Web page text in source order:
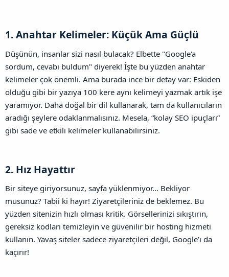
1. Anahtar Kelimeler: Küçük Ama Güçlü​
Düşünün, insanlar sizi nasıl bulacak? Elbette "Google'a
sordum, cevabı buldum" diyerek! İşte bu yüzden anahtar
kelimeler çok önemli. Ama burada ince bir detay var: Eskiden
olduğu gibi bir yazıya 100 kere aynı kelimeyi yazmak artık işe
yaramıyor. Daha doğal bir dil kullanarak, tam da kullanıcıların
aradığı şeylere odaklanmalısınız. Mesela, “kolay SEO ipuçları”
gibi sade ve etkili kelimeler kullanabilirsiniz.
2. Hız Hayattır​
Bir siteye giriyorsunuz, sayfa yüklenmiyor... Bekliyor
musunuz? Tabii ki hayır! Ziyaretçileriniz de beklemez. Bu
yüzden sitenizin hızlı olması kritik. Görsellerinizi sıkıştırın,
gereksiz kodları temizleyin ve güvenilir bir hosting hizmeti
kullanın. Yavaş siteler sadece ziyaretçileri değil, Google’ı da
kaçırır!